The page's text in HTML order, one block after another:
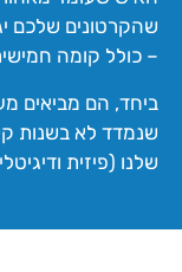
שהקרטונים שלכם
– כולל קומה
שנמדד לא בשנות
שלנו (פיזית